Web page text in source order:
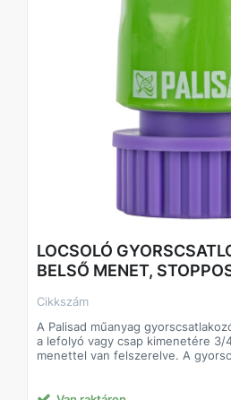
LOCSOLÓ
BELSŐ MENET,
Cikkszám
A Palisad műanyag
a lefolyó vagy csap kimenetére 3/
menettel van felszerelve. A